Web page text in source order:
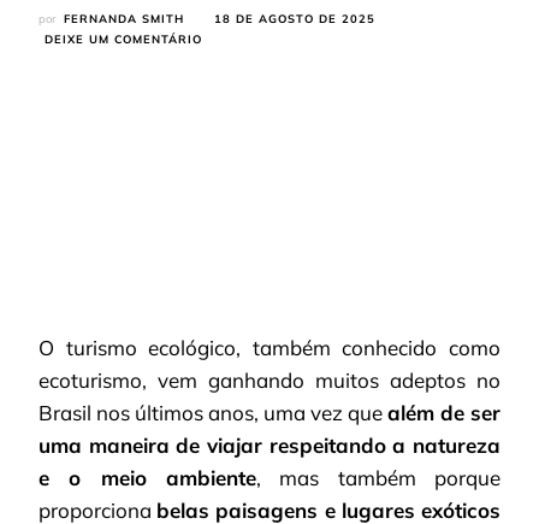
por FERNANDA SMITH
18 DE AGOSTO DE 2025
DEIXE UM COMENTÁRIO
O turismo ecológico, também conhecido como
ecoturismo, vem ganhando muitos adeptos no
Brasil nos últimos anos, uma vez quealém de ser
uma maneira de viajar respeitando a natureza
e o meio ambiente, mas também porque
proporciona belas paisagens e lugares exóticos